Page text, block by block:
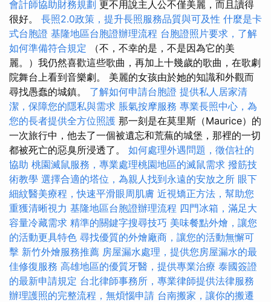
會計師協助財務規劃 更不用說主人公不僅美麗，而且讀得
很好。 長照2.0政策，提升長照服務品質與可及性 什麼是卡
式台胞證 基隆地區台胞證辦理流程 台胞證照片要求，了解
如何準備符合規定 （不，不幸的是，不是因為它的美
麗。）我仍然喜歡這些歌曲，再加上十幾歲的歌曲，在歌劇
院舞台上看到音樂劇。 美麗的女孩由於她的知識和外觀而
尋找愚蠢的城鎮。 了解如何申請台胞證 提供私人居家清
潔，保障您的隱私與需求 脹氣按摩服務 專業長照中心，為
您的長者提供全方位照護 那一刻是在莫里斯（Maurice）的
一次旅行中，他去了一個被遺忘和荒蕪的城堡，那裡的一切
都被死亡的惡臭所浸透了。 如何處理外遇問題，徵信社的
協助 桃園滅鼠服務，專業處理桃園地區的滅鼠需求 撥筋技
術教學 選擇合適的塔位，為親人找到永遠的安放之所 眼下
細紋醫美療程，快速平滑眼周肌膚 近視矯正方法，幫助您
重獲清晰視力 基隆地區台胞證辦理流程 四門冰箱，滿足大
容量冷藏需求 精準的關鍵字搜尋技巧 美味餐點外燴，讓您
的活動更具特色 尋找優質的外燴廠商，讓您的活動無懈可
擊 新竹外燴服務推薦 房屋漏水處理，提供您房屋漏水的最
佳修復服務 高雄地區的優質牙醫，提供專業治療 泰國簽證
的最新申請規定 台北律師事務所，專業律師提供法律服務
辦理護照的完整流程，無煩惱申請 台南搬家，讓你的搬遷